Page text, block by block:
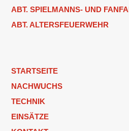
ABT. SPIELMANNS- UND
ABT. ALTERSFEUERWEHR
STARTSEITE
NACHWUCHS
TECHNIK
EINSÄTZE